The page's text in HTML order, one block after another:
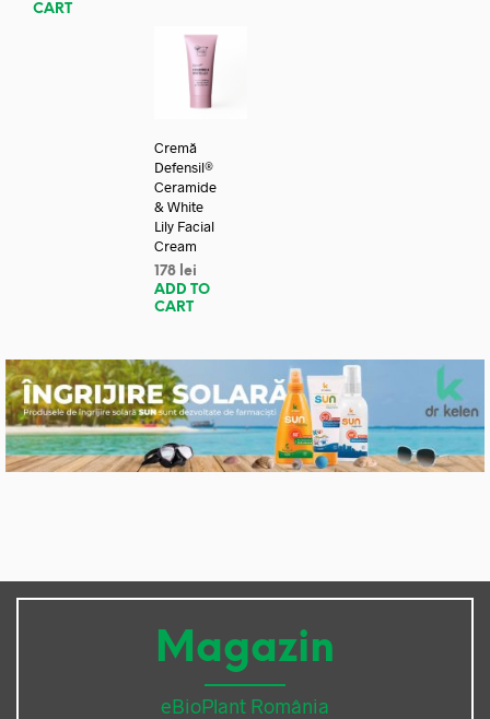
CART
Cremă
Defensil®
Ceramide
& White
Lily Facial
Cream
178 lei
ADD TO
CART
Magazin
eBioPlant România